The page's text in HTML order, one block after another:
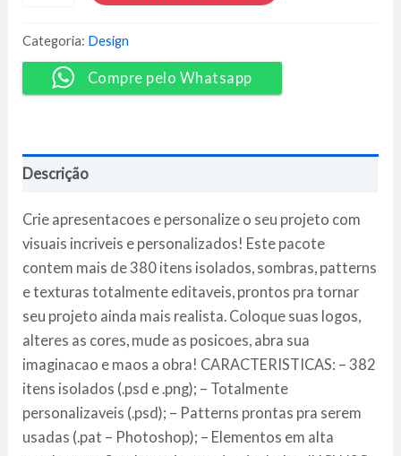
Scene
Generator
[Pack]
quantidade
Categoria: Design
Compre pelo Whatsapp
Descrição
Crie apresentacoes e personalize o seu projeto com
visuais incriveis e personalizados! Este pacote
contem mais de 380 itens isolados, sombras, patterns
e texturas totalmente editaveis, prontos pra tornar
seu projeto ainda mais realista. Coloque suas logos,
alteres as cores, mude as posicoes, abra sua
imaginacao e maos a obra! CARACTERISTICAS: – 382
itens isolados (.psd e .png); – Totalmente
personalizaveis (.psd); – Patterns prontas pra serem
usadas (.pat – Photoshop); – Elementos em alta